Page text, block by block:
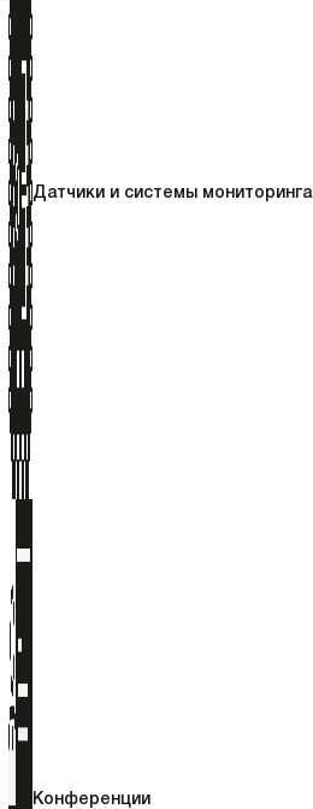
Датчики и системы мониторинга
Конференции